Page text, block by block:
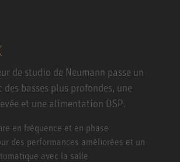
de studio de Neumann passe un
des basses plus profondes, une
et une alimentation DSP.
en fréquence et en phase
des performances améliorées et un
avec la salle